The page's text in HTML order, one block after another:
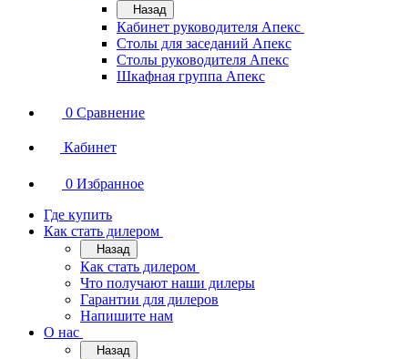
Назад
Кабинет руководителя Апекс
Столы для заседаний Апекс
Столы руководителя Апекс
Шкафная группа Апекс
0 Сравнение
Кабинет
0 Избранное
Где купить
Как стать дилером
Назад
Как стать дилером
Что получают наши дилеры
Гарантии для дилеров
Напишите нам
О нас
Назад